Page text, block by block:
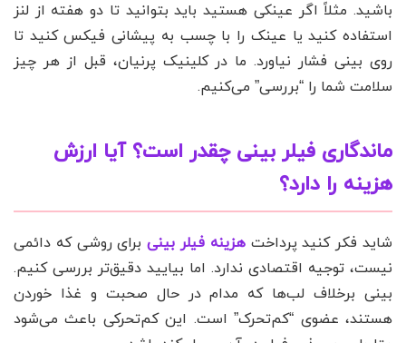
باشید. مثلاً اگر عینکی هستید باید بتوانید تا دو هفته از لنز
استفاده کنید یا عینک را با چسب به پیشانی فیکس کنید تا
روی بینی فشار نیاورد. ما در کلینیک پرنیان، قبل از هر چیز
سلامت شما را “بررسی” می‌کنیم.
ماندگاری فیلر بینی چقدر است؟ آیا ارزش
هزینه را دارد؟
شاید فکر کنید پرداختهزینه فیلر بینیبرای روشی که دائمی
نیست، توجیه اقتصادی ندارد. اما بیایید دقیق‌تر بررسی کنیم.
بینی برخلاف لب‌ها که مدام در حال صحبت و غذا خوردن
هستند، عضوی “کم‌تحرک” است. این کم‌تحرکی باعث می‌شود